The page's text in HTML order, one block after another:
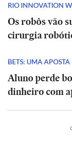
RIO INNOVATION
Os robôs vão
cirurgia
BETS: UMA APOSTA
Aluno perde
dinheiro com